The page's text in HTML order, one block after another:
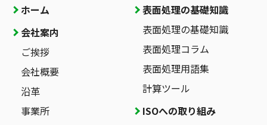
ホーム
会社案内
ご挨拶
会社概要
沿革
事業所
表面処理の基礎知識
表面処理の基礎知識
表面処理コラム
表面処理用語集
計算ツール
ISOへの取り組み